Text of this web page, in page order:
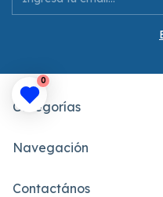
Categorías
Navegación
Contactános
0